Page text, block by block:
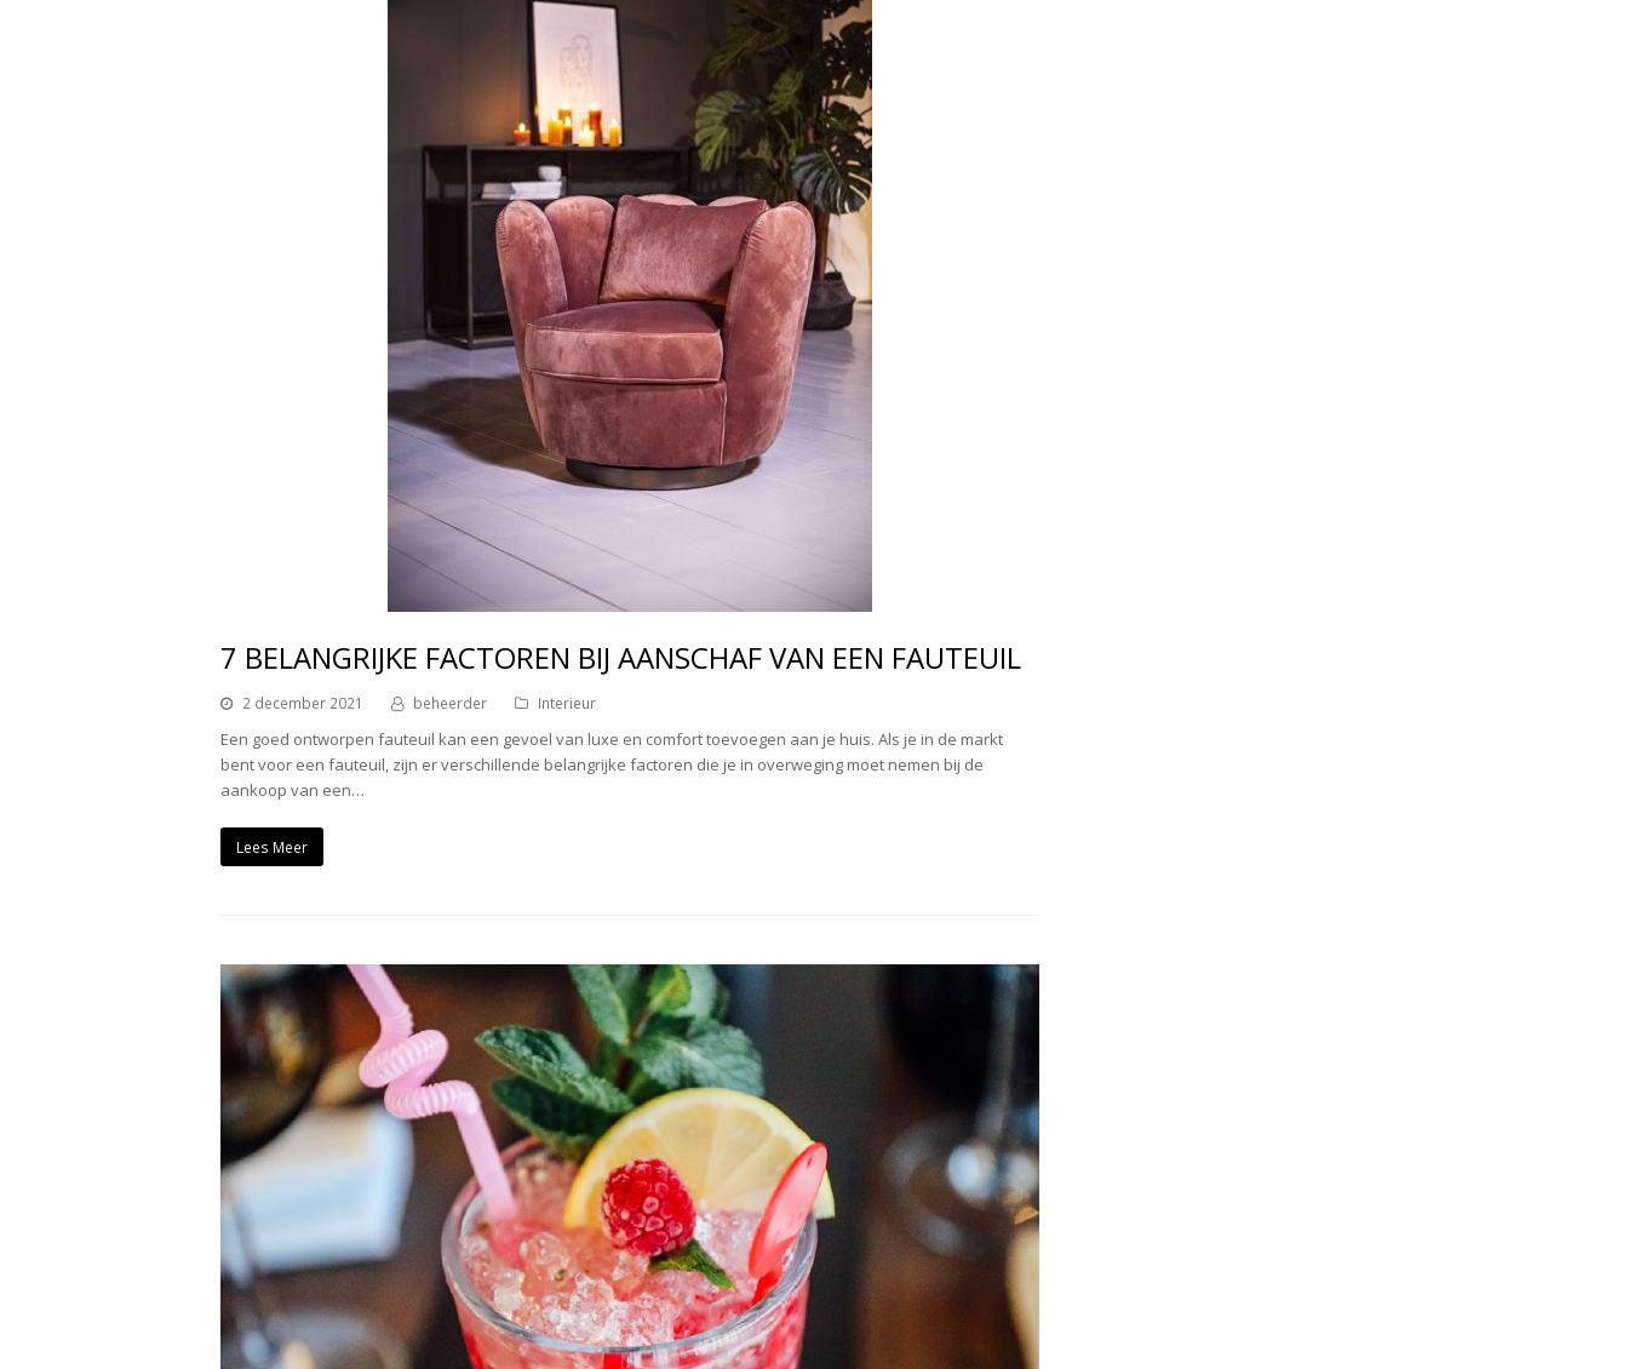
7 BELANGRIJKE FACTOREN BIJ AANSCHAF VAN EEN FAUTEUIL
2 december 2021 beheerder Interieur
Een goed ontworpen fauteuil kan een gevoel van luxe en comfort toevoegen aan je huis. Als je in de markt
bent voor een fauteuil, zijn er verschillende belangrijke factoren die je in overweging moet nemen bij de
aankoop van een…
Lees Meer